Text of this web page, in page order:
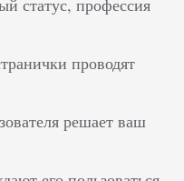
статус, профессия
проводят
решает ваш